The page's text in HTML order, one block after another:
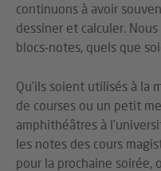
continuons à avoir
dessiner et calculer.
blocs-notes, quels que
Qu’ils soient utilisés à la
de courses ou un petit
amphithéâtres à
les notes des cours
pour la prochaine soirée,